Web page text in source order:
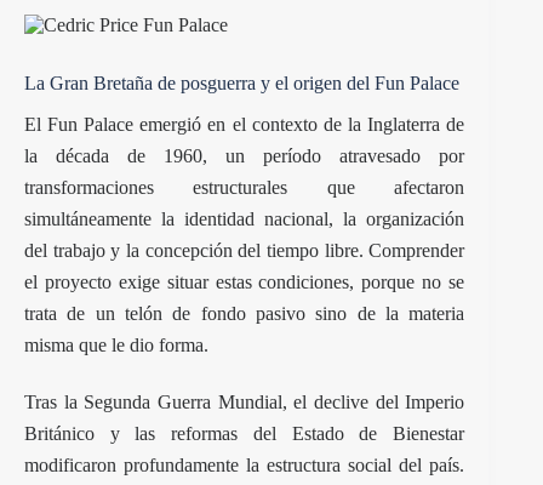
La Gran Bretaña de posguerra y el origen del Fun Palace
El Fun Palace emergió en el contexto de la Inglaterra de
la década de 1960, un período atravesado por
transformaciones estructurales que afectaron
simultáneamente la identidad nacional, la organización
del trabajo y la concepción del tiempo libre. Comprender
el proyecto exige situar estas condiciones, porque no se
trata de un telón de fondo pasivo sino de la materia
misma que le dio forma.
Tras la Segunda Guerra Mundial, el declive del Imperio
Británico y las reformas del Estado de Bienestar
modificaron profundamente la estructura social del país.